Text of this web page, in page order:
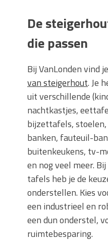
De
die passen
Bij VanLonden vind
van steigerhout. Je
uit verschillende
nachtkastjes,
bijzettafels,
banken, fauteuil-
buitenkeukens, tv-
en nog veel meer.
tafels heb je de
onderstellen. Kies
een industrieel en
een dun onderstel,
ruimtebesparing.